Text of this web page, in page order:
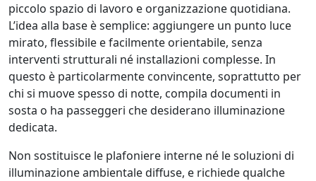
piccolo spazio di lavoro e organizzazione quotidiana.
L’idea alla base è semplice: aggiungere un punto luce
mirato, flessibile e facilmente orientabile, senza
interventi strutturali né installazioni complesse. In
questo è particolarmente convincente, soprattutto per
chi si muove spesso di notte, compila documenti in
sosta o ha passeggeri che desiderano illuminazione
dedicata.
Non sostituisce le plafoniere interne né le soluzioni di
illuminazione ambientale diffuse, e richiede qualche